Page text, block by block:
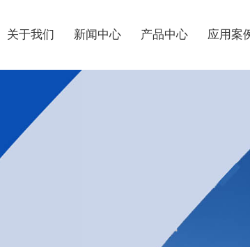
关于我们 新闻中心 产品中心 应用案